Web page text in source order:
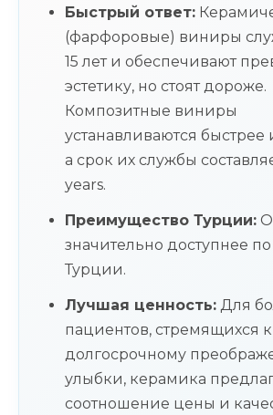
Быстрый ответ:
(фарфоровые) виниры
15 лет и обеспечивают
эстетику, но стоят дороже.
Композитные виниры
устанавливаются
а срок их службы
years.
Преимущество Турции:
значительно доступнее
Турции.
Лучшая ценность: Для
пациентов, стремящихся к
долгосрочному
улыбки, керамика
соотношение цены и